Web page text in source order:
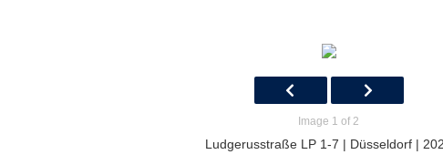
Image 1 of 2
Ludgerusstraße LP 1-7 | Düsseldorf |